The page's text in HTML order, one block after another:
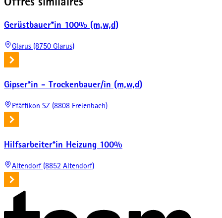
Offres similaires
Gerüstbauer*in 100% (m,w,d)
Glarus (8750 Glarus)
Gipser*in - Trockenbauer/in (m,w,d)
Pfäffikon SZ (8808 Freienbach)
Hilfsarbeiter*in Heizung 100%
Altendorf (8852 Altendorf)